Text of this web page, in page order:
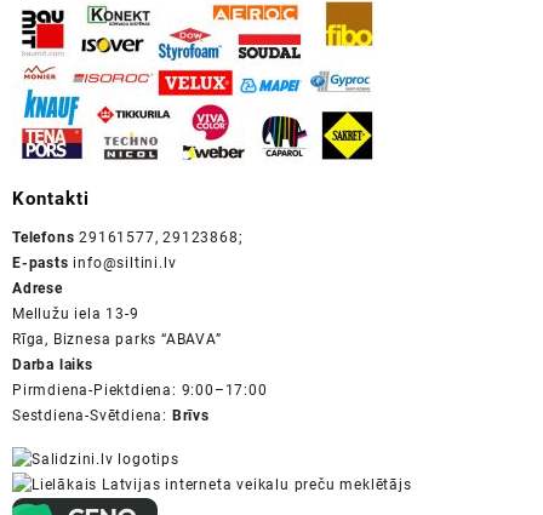
Kontakti
Telefons 29161577, 29123868;
E-pasts info@siltini.lv
Adrese
Mellužu iela 13-9
Rīga, Biznesa parks “ABAVA”
Darba laiks
Pirmdiena-Piektdiena: 9:00–17:00
Sestdiena-Svētdiena: Brīvs